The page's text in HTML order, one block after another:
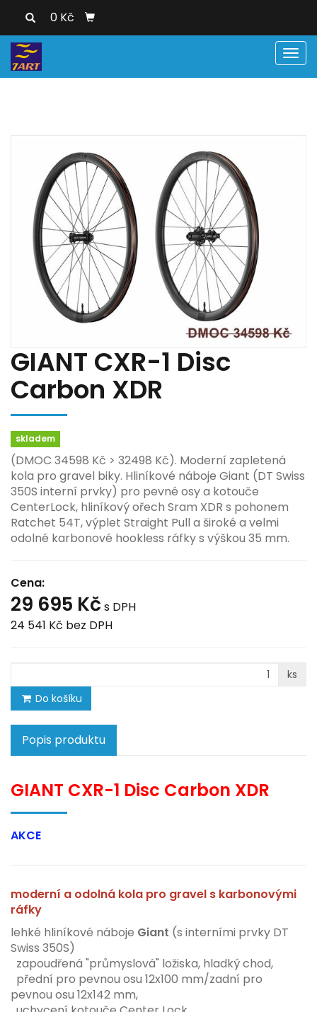
0 Kč
GIANT CXR-1 Disc
Carbon XDR
skladem
(DMOC 34598 Kč > 32498 Kč). Moderní zapletená
kola pro gravel biky. Hliníkové náboje Giant (DT Swiss
350S interní prvky) pro pevné osy a kotouče
CenterLock, hliníkový ořech Sram XDR s pohonem
Ratchet 54T, výplet Straight Pull a široké a velmi
odolné karbonové hookless ráfky s výškou 35 mm.
Cena:
29 695 Kč s DPH
24 541 Kč bez DPH
ks
Do košíku
Popis produktu
GIANT CXR-1 Disc Carbon XDR
AKCE
moderní a odolná kola pro gravel s karbonovými
ráfky
lehké hliníkové náboje Giant (s interními prvky DT
Swiss 350S)
zapoudřená "průmyslová" ložiska, hladký chod,
přední pro pevnou osu 12x100 mm/zadní pro
pevnou osu 12x142 mm,